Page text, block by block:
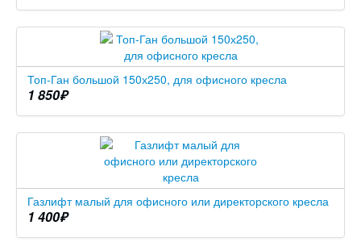
Топ-Ган большой 150х250, для офисного кресла
1 850₽
Газлифт малый для офисного или директорского кресла
1 400₽